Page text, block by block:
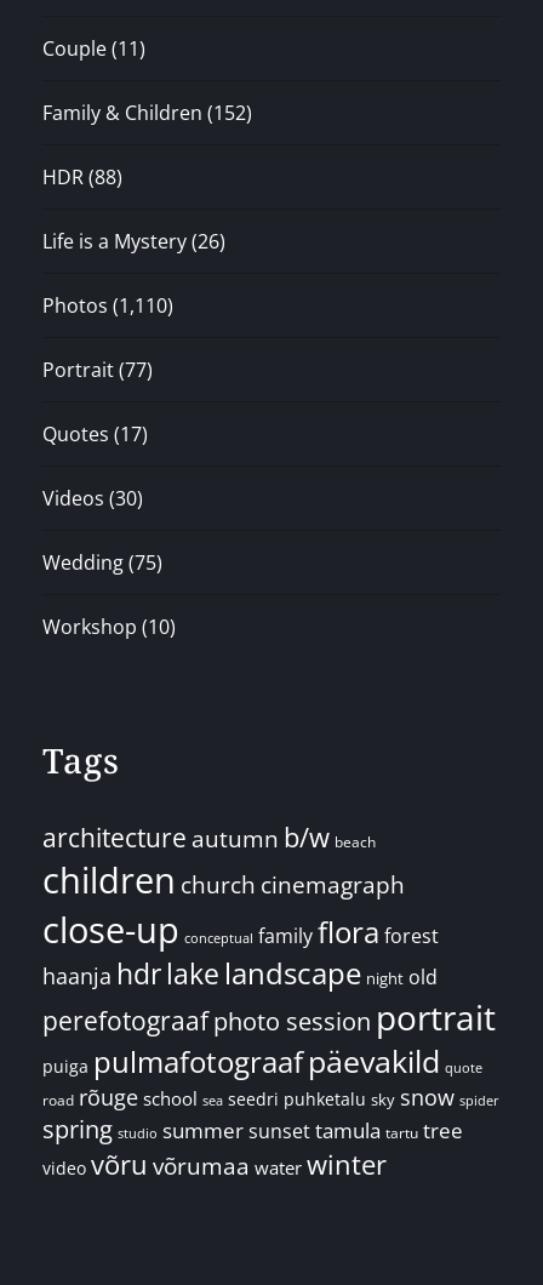
Couple(11)
Family & Children (152)
HDR(88)
Life is a Mystery(26)
Photos (1,110)
Portrait(77)
Quotes (17)
Videos (30)
Wedding(75)
Workshop (10)
Tags
architecture autumn b/w beach
children church cinemagraph
close-up conceptual familyflora forest
haanja hdrlake landscape night old
perefotograafphoto session portrait
puiga pulmafotograafpäevakild quote
road rõuge school sea seedri puhketalu sky snow spider
spring studio summersunsettamula tartu tree
video võru võrumaa water winter